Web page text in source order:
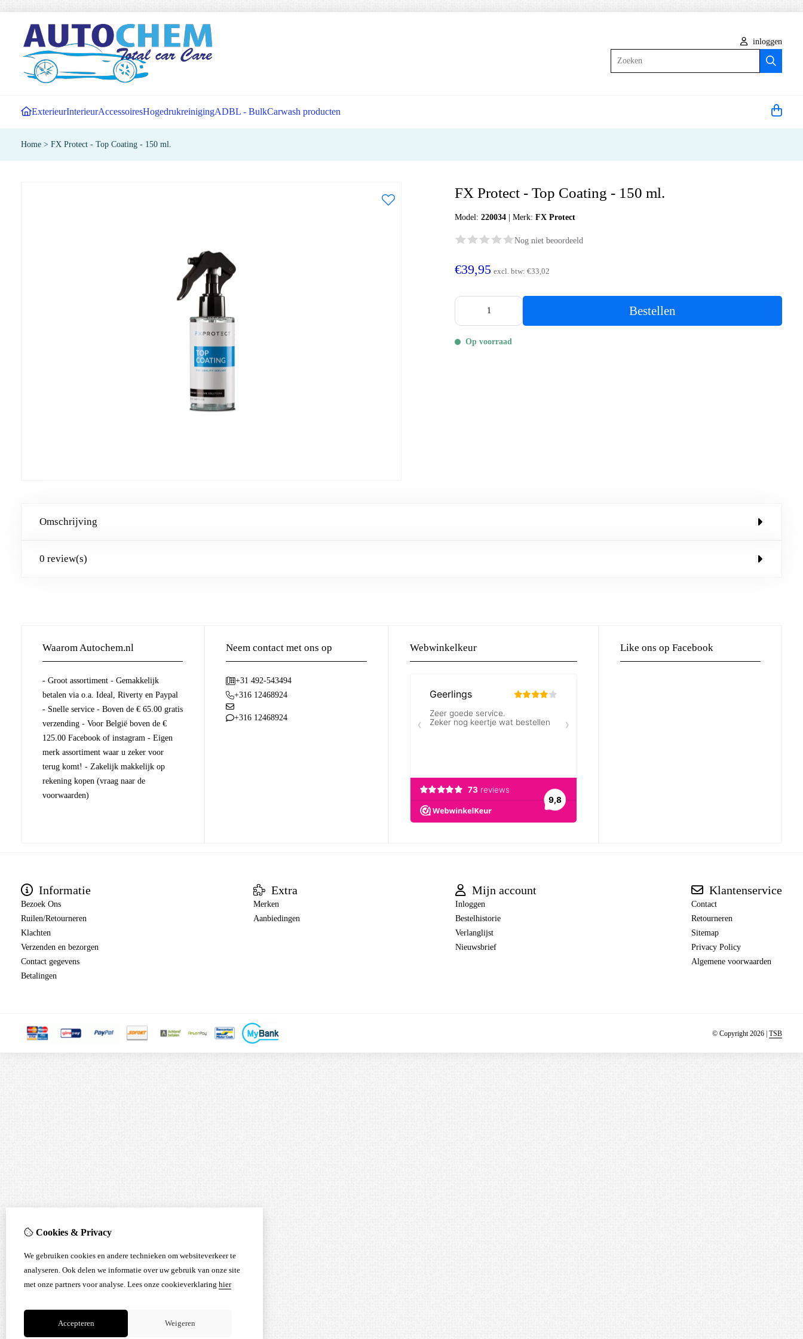
inloggen
ExterieurInterieurAccessoiresHogedrukreinigingADBL - BulkCarwash producten
Home > FX Protect - Top Coating - 150 ml.
FX Protect - Top Coating - 150 ml.
Model:220034 |Merk:FX Protect
Nog niet beoordeeld
€39,95 excl. btw:€33,02
Bestellen
Op voorraad
Omschrijving
0 review(s)
Waarom Autochem.nl
- Groot assortiment - Gemakkelijk
betalen via o.a. Ideal, Riverty en Paypal
- Snelle service - Boven de € 65.00 gratis
verzending - Voor België boven de €
125.00 Facebook of instagram - Eigen
merk assortiment waar u zeker voor
terug komt! - Zakelijk makkelijk op
rekening kopen (vraag naar de
voorwaarden)
Neem contact met ons op
+31 492-543494
+316 12468924
+316 12468924
Webwinkelkeur Like ons op Facebook
Informatie
Bezoek Ons
Ruilen/Retourneren
Klachten
Verzenden en bezorgen
Contact gegevens
Betalingen
Extra
Merken
Aanbiedingen
Mijn account
Inloggen
Bestelhistorie
Verlanglijst
Nieuwsbrief
Klantenservice
Contact
Retourneren
Sitemap
Privacy Policy
Algemene voorwaarden
© Copyright 2026 | TSB
Cookies & Privacy
We gebruiken cookies en andere technieken om websiteverkeer te
analyseren. Ook delen we informatie over uw gebruik van onze site
met onze partners voor analyse. Lees onze cookieverklaring hier
Accepteren Weigeren